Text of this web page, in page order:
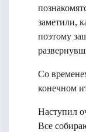
заметили,
поэтому
Со
конечном
Наступил
Все